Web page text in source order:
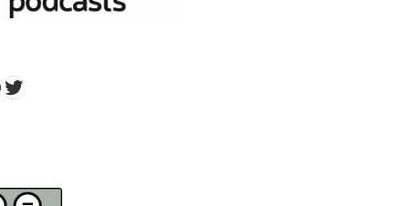
Twitter